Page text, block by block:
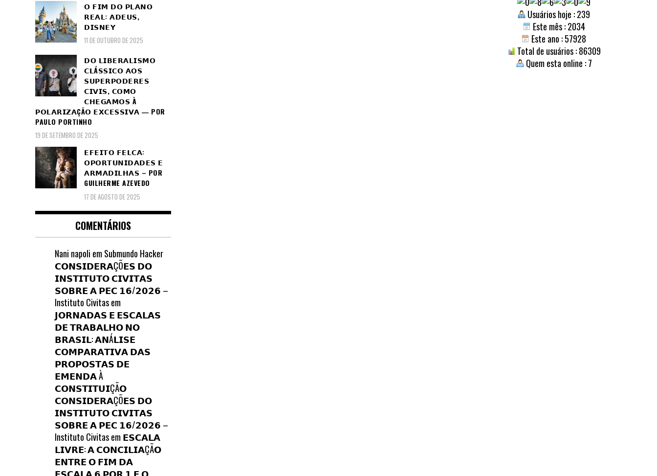
𝗢 𝗙𝗜𝗠 𝗗𝗢 𝗣𝗟𝗔𝗡𝗢
𝗥𝗘𝗔𝗟: 𝗔𝗗𝗘𝗨𝗦,
𝗗𝗜𝗦𝗡𝗘𝗬
11 DE OUTUBRO DE 2025
𝗗𝗢 𝗟𝗜𝗕𝗘𝗥𝗔𝗟𝗜𝗦𝗠𝗢
𝗖𝗟Á𝗦𝗦𝗜𝗖𝗢 𝗔𝗢𝗦
𝗦𝗨𝗣𝗘𝗥𝗣𝗢𝗗𝗘𝗥𝗘𝗦
𝗖𝗜𝗩𝗜𝗦, 𝗖𝗢𝗠𝗢
𝗖𝗛𝗘𝗚𝗔𝗠𝗢𝗦 À
𝗣𝗢𝗟𝗔𝗥𝗜𝗭𝗔ÇÃ𝗢 𝗘𝗫𝗖𝗘𝗦𝗦𝗜𝗩𝗔 ― POR
PAULO PORTINHO
19 DE SETEMBRO DE 2025
𝗘𝗙𝗘𝗜𝗧𝗢 𝗙𝗘𝗟𝗖𝗔:
𝗢𝗣𝗢𝗥𝗧𝗨𝗡𝗜𝗗𝗔𝗗𝗘𝗦 𝗘
𝗔𝗥𝗠𝗔𝗗𝗜𝗟𝗛𝗔𝗦 – POR
GUILHERME AZEVEDO
17 DE AGOSTO DE 2025
COMENTÁRIOS
Nani napoli em Submundo Hacker
𝗖𝗢𝗡𝗦𝗜𝗗𝗘𝗥𝗔ÇÕ𝗘𝗦 𝗗𝗢
𝗜𝗡𝗦𝗧𝗜𝗧𝗨𝗧𝗢 𝗖𝗜𝗩𝗜𝗧𝗔𝗦
𝗦𝗢𝗕𝗥𝗘 𝗔 𝗣𝗘𝗖 𝟭𝟲/𝟮𝟬𝟮𝟲 –
Instituto Civitasem
𝗝𝗢𝗥𝗡𝗔𝗗𝗔𝗦 𝗘 𝗘𝗦𝗖𝗔𝗟𝗔𝗦
𝗗𝗘 𝗧𝗥𝗔𝗕𝗔𝗟𝗛𝗢 𝗡𝗢
𝗕𝗥𝗔𝗦𝗜𝗟: 𝗔𝗡Á𝗟𝗜𝗦𝗘
𝗖𝗢𝗠𝗣𝗔𝗥𝗔𝗧𝗜𝗩𝗔 𝗗𝗔𝗦
𝗣𝗥𝗢𝗣𝗢𝗦𝗧𝗔𝗦 𝗗𝗘
𝗘𝗠𝗘𝗡𝗗𝗔 À
𝗖𝗢𝗡𝗦𝗧𝗜𝗧𝗨𝗜ÇÃ𝗢
𝗖𝗢𝗡𝗦𝗜𝗗𝗘𝗥𝗔ÇÕ𝗘𝗦 𝗗𝗢
𝗜𝗡𝗦𝗧𝗜𝗧𝗨𝗧𝗢 𝗖𝗜𝗩𝗜𝗧𝗔𝗦
𝗦𝗢𝗕𝗥𝗘 𝗔 𝗣𝗘𝗖 𝟭𝟲/𝟮𝟬𝟮𝟲 –
Instituto Civitasem 𝗘𝗦𝗖𝗔𝗟𝗔
𝗟𝗜𝗩𝗥𝗘: 𝗔 𝗖𝗢𝗡𝗖𝗜𝗟𝗜𝗔ÇÃ𝗢
𝗘𝗡𝗧𝗥𝗘 𝗢 𝗙𝗜𝗠 𝗗𝗔
𝗘𝗦𝗖𝗔𝗟𝗔 𝟲 𝗣𝗢𝗥 𝟭 𝗘 𝗢
Usuários hoje : 239
Este mês : 2034
Este ano : 57928
Total de usuários : 86309
Quem esta online : 7